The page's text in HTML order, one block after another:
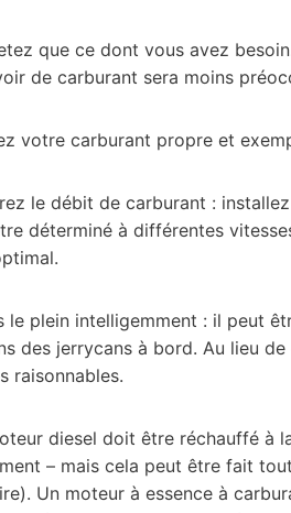
que ce dont vous avez
de carburant sera moins
votre carburant propre et
le débit de carburant :
déterminé à différentes
le plein intelligemment : il peut
des jerrycans à bord. Au lieu
raisonnables.
diesel doit être réchauffé à
– mais cela peut être fait
Un moteur à essence à